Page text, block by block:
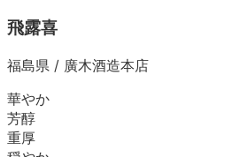
飛露喜
福島県 / 廣木酒造本店
華やか
芳醇
重厚